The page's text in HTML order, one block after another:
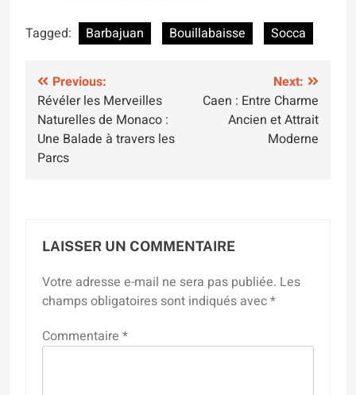
Tagged: Barbajuan Bouillabaisse Socca
Navigation
de
l’article
Previous:
Révéler les Merveilles
Naturelles de Monaco :
Une Balade à travers les
Parcs
Next:
Caen : Entre Charme
Ancien et Attrait
Moderne
LAISSER UN COMMENTAIRE
Votre adresse e-mail ne sera pas publiée. Les
champs obligatoires sont indiqués avec*
Commentaire *